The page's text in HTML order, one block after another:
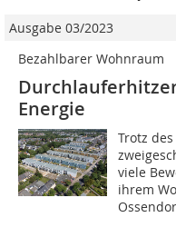
Ausgabe 03/2023
Bezahlbarer Wohnraum
Energie
Trotz
viele
ihrem